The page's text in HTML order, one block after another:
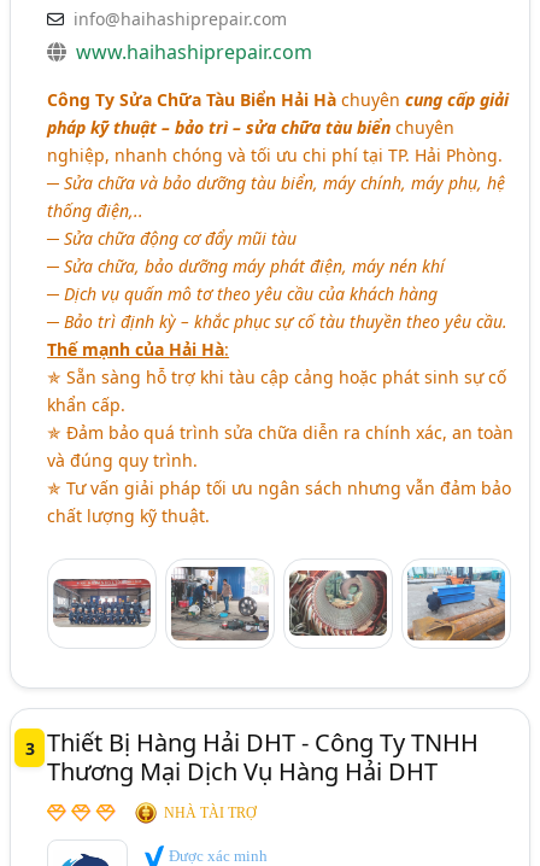
info@haihashiprepair.com
www.haihashiprepair.com
Công Ty Sửa Chữa Tàu Biển Hải Hàchuyêncung cấp giải
pháp kỹ thuật – bảo trì – sửa chữa tàu biển chuyên
nghiệp, nhanh chóng và tối ưu chi phí tại TP. Hải Phòng.
─ Sửa chữa và bảo dưỡng tàu biển, máy chính, máy phụ, hệ
thống điện,..
─ Sửa chữa động cơ đẩy mũi tàu
─ Sửa chữa, bảo dưỡng máy phát điện, máy nén khí
─ Dịch vụ quấn mô tơ theo yêu cầu của khách hàng
─ Bảo trì định kỳ – khắc phục sự cố tàu thuyền theo yêu cầu.
Thế mạnh của Hải Hà:
✯ Sẵn sàng hỗ trợ khi tàu cập cảng hoặc phát sinh sự cố
khẩn cấp.
✯ Đảm bảo quá trình sửa chữa diễn ra chính xác, an toàn
và đúng quy trình.
✯ Tư vấn giải pháp tối ưu ngân sách nhưng vẫn đảm bảo
chất lượng kỹ thuật.
3 Thiết Bị Hàng Hải DHT - Công Ty TNHH
Thương Mại Dịch Vụ Hàng Hải DHT
NHÀ TÀI TRỢ
Được xác minh